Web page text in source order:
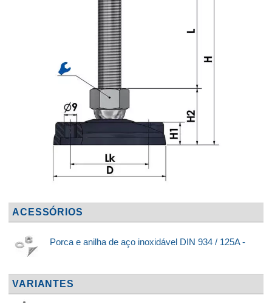
ACESSÓRIOS
Porca e anilha de aço inoxidável DIN 934 / 125A -
VARIANTES